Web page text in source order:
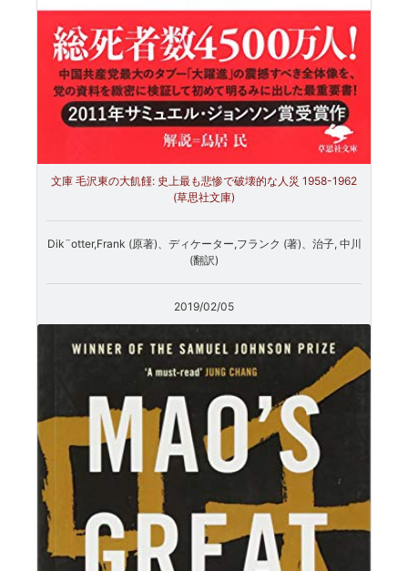
文庫 毛沢東の大飢饉: 史上最も悲惨で破壊的な人災 1958-1962
(草思社文庫)
Dik¨otter,Frank (原著)、ディケーター,フランク (著)、治子, 中川
(翻訳)
2019/02/05